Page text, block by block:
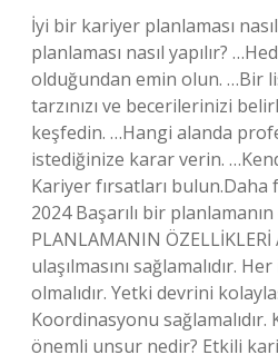
İyi bir kariyer planlaması
planlaması nasıl yapılır?
olduğundan emin olun. …Bir
tarzınızı ve becerilerinizi
keşfedin. …Hangi alanda
istediğinize karar verin.
Kariyer fırsatları bulun.Daha
2024 Başarılı bir
PLANLAMANIN
ulaşılmasını sağlamalıdır.
olmalıdır. Yetki devrini
Koordinasyonu
önemli unsur nedir? Etkili